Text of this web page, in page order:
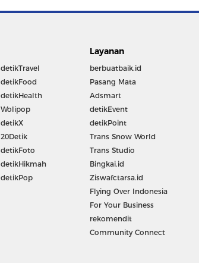
detikTravel
detikFood
detikHealth
Wolipop
detikX
20Detik
detikFoto
detikHikmah
detikPop
Layanan
berbuatbaik.id
Pasang Mata
Adsmart
detikEvent
detikPoint
Trans Snow World
Trans Studio
Bingkai.id
Ziswafctarsa.id
Flying Over Indonesia
For Your Business
rekomendit
Community Connect